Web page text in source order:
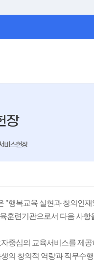
장
비스헌장
"행복교육 실현과 창의인
훈련기관으로서 다음 사항
중심의 교육서비스를 제
의 창의적 역량과 직무수